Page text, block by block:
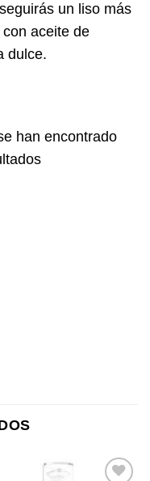
un liso más
aceite de
dulce.
han encontrado